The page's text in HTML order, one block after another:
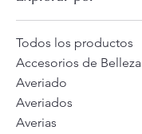
Todos los productos
Accesorios de Belleza
Averiado
Averiados
Averias